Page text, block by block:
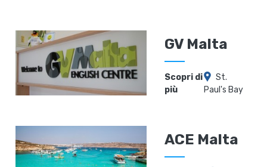
GV Malta
Scopri di
più
St.
Paul's Bay
ACE Malta